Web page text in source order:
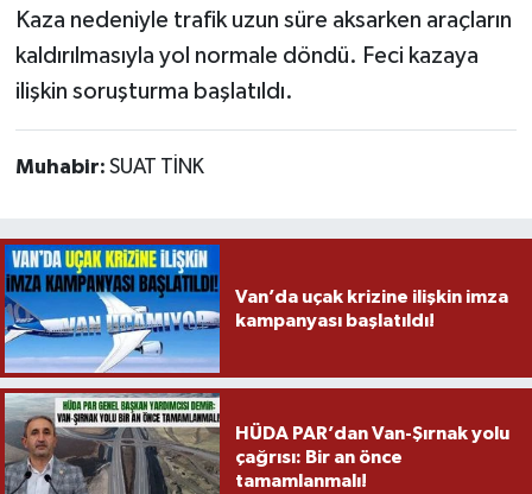
Kaza nedeniyle trafik uzun süre aksarken araçların
kaldırılmasıyla yol normale döndü. Feci kazaya
ilişkin soruşturma başlatıldı.
Muhabir: SUAT TİNK
Van’da uçak krizine ilişkin imza
kampanyası başlatıldı!
HÜDA PAR’dan Van-Şırnak yolu
çağrısı: Bir an önce
tamamlanmalı!